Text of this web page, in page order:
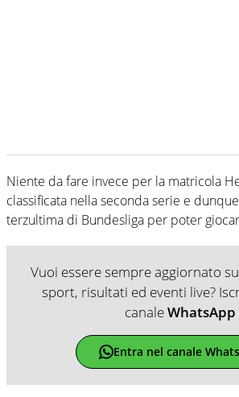
Niente da fare invece per la matricola
classificata nella seconda serie e
terzultima di Bundesliga per poter
Vuoi essere sempre aggiornato
sport, risultati ed eventi live?
canaleWhatsApp
Entra nel canale